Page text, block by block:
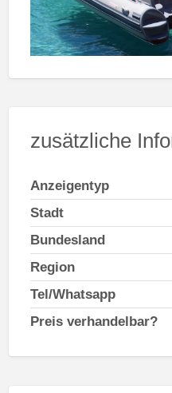
zusätzliche
Anzeigentyp
Stadt
Bundesland
Region
Tel/Whatsapp
Preis verhandelbar?